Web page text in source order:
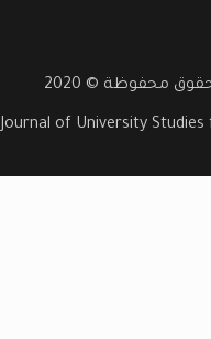
محفوظة © 2020
Journal of University